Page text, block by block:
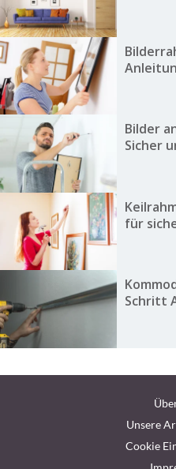
Bilder
Sicher
für
Schritt
Unsere
Cookie